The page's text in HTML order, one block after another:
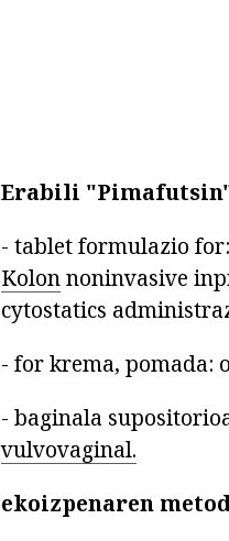
Erabili
- tablet formulazio
Kolonnoninvasive
cytostatics
- for krema, pomada:
- baginala
vulvovaginal.
ekoizpenaren